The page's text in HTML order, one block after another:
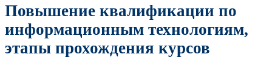
Повышение квалификации по
информационным технологиям,
этапы прохождения курсов